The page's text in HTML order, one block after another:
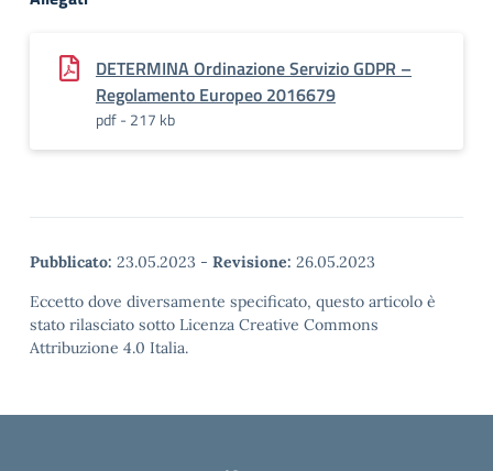
DETERMINA Ordinazione Servizio GDPR –
Regolamento Europeo 2016679
pdf - 217 kb
Pubblicato: 23.05.2023 - Revisione: 26.05.2023
Eccetto dove diversamente specificato, questo articolo è
stato rilasciato sotto Licenza Creative Commons
Attribuzione 4.0 Italia.